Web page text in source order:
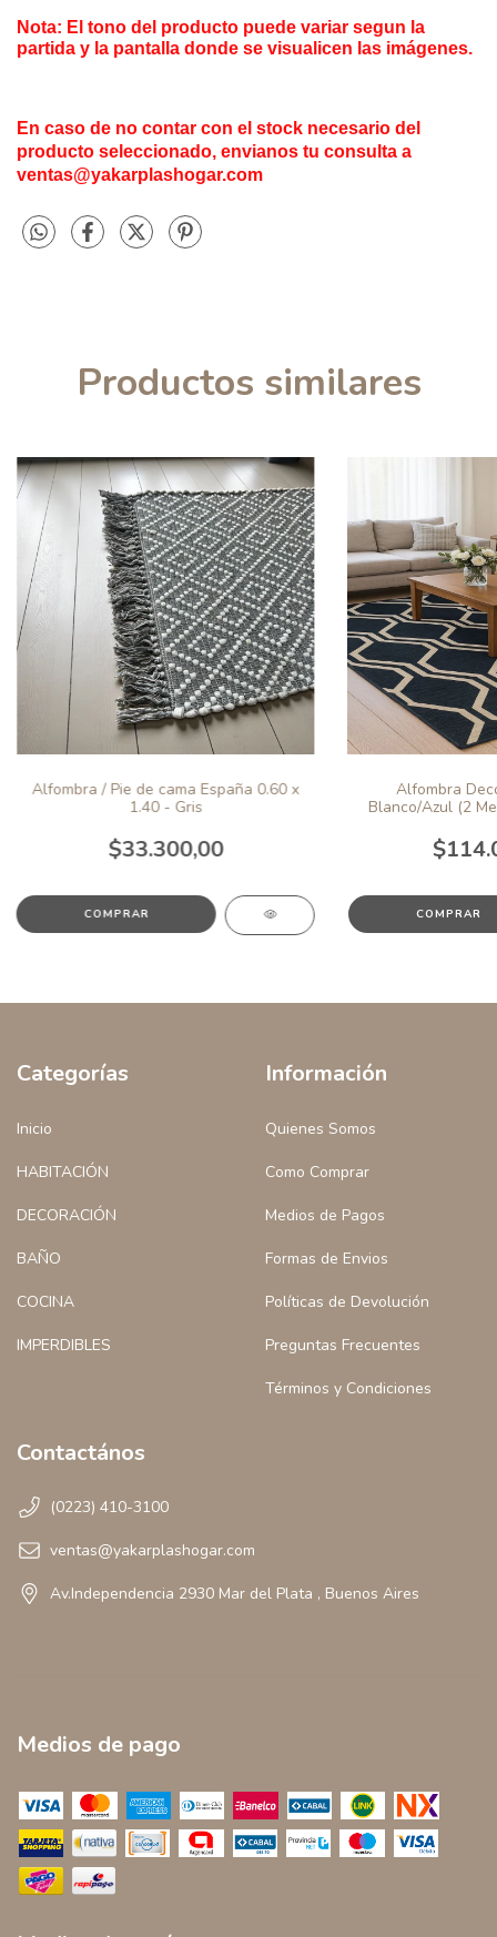
Nota: El tono del producto puede variar segun la
partida y la pantalla donde se visualicen las imágenes.
En caso de no contar con el stock necesario del
producto seleccionado, envianos tu consulta a
ventas@yakarplashogar.com
Productos similares
Alfombra / Pie de cama España 0.60 x
1.40 - Gris
$33.300,00
Alfombra
Blanco/Azul (2
COMPRAR
Categorías
Inicio
HABITACIÓN
DECORACIÓN
BAÑO
COCINA
IMPERDIBLES
Información
Quienes Somos
Como Comprar
Medios de Pagos
Formas de Envios
Políticas de Devolución
Preguntas Frecuentes
Términos y Condiciones
Contactános
(0223) 410-3100
ventas@yakarplashogar.com
Av.Independencia 2930 Mar del Plata , Buenos Aires
Medios de pago